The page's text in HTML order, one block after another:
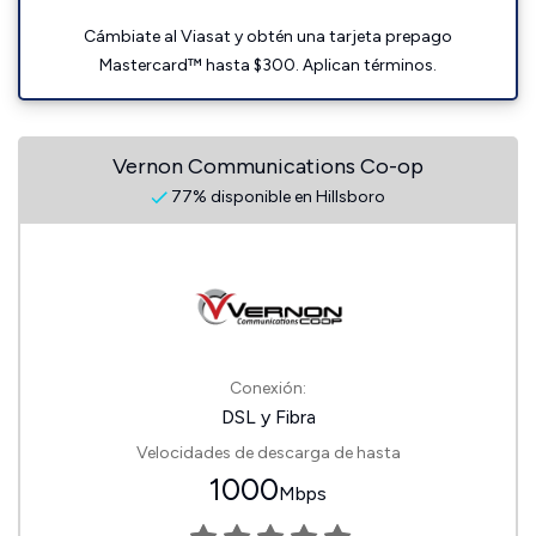
Cámbiate al Viasat y obtén una tarjeta prepago
Mastercard™ hasta $300. Aplican términos.
Vernon Communications Co-op
77% disponible en Hillsboro
Conexión:
DSL y Fibra
Velocidades de descarga de hasta
1000Mbps